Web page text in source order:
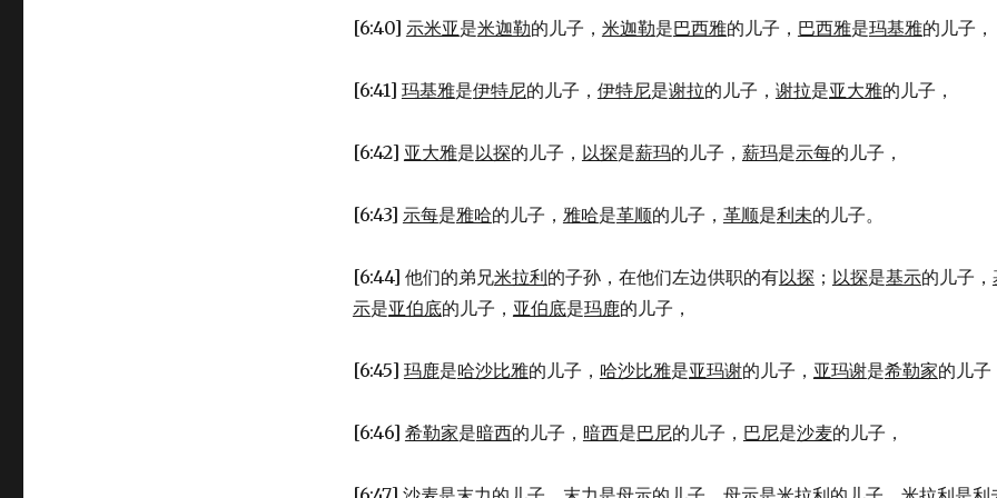
[6:40] 示米亚是米迦勒的儿子， 米迦勒是巴西雅的儿子， 巴西雅是玛基雅的儿子，
[6:41] 玛基雅是伊特尼的儿子， 伊特尼是谢拉的儿子， 谢拉是亚大雅的儿子，
[6:42] 亚大雅是以探的儿子， 以探是薪玛的儿子， 薪玛是示每的儿子，
[6:43] 示每是雅哈的儿子， 雅哈是革顺的儿子， 革顺是利未的儿子。
[6:44] 他们的弟兄米拉利的子孙，在他们左边供职的有以探 ； 以探是基示的儿子，
示是亚伯底的儿子， 亚伯底是玛鹿的儿子，
[6:45] 玛鹿是哈沙比雅的儿子， 哈沙比雅是亚玛谢的儿子， 亚玛谢是希勒家的儿子
[6:46] 希勒家是暗西的儿子， 暗西是巴尼的儿子， 巴尼是沙麦的儿子，